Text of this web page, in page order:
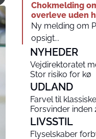
Chokmelding
overleve uden
Ny melding om
opsigt...
NYHEDER
Vejdirektoratet
Stor risiko for kø
UDLAND
Farvel til
Forsvinder inden
LIVSSTIL
Flyselskaber